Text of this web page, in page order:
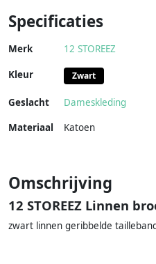
Specificaties
Merk 12 STOREEZ
Kleur Zwart
Geslacht
Dameskleding
Materiaal
Katoen
Omschrijving
12 STOREEZ Linnen
zwart linnen geribbelde